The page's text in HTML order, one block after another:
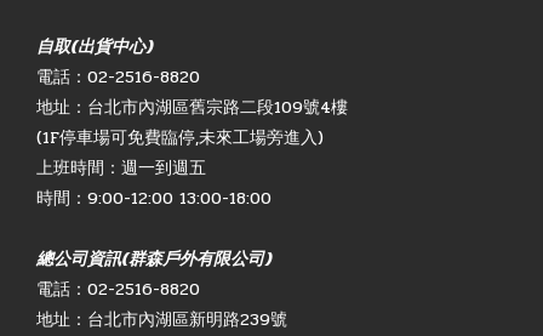
自取(出貨中心)
電話：02-2516-8820
地址：台北市內湖區舊宗路二段109號4樓
(1F停車場可免費臨停,未來工場旁進入)
上班時間：週一到週五
時間：9:00-12:00 13:00-18:00
總公司資訊(群森戶外有限公司)
電話：02-2516-8820
地址：台北市內湖區新明路239號